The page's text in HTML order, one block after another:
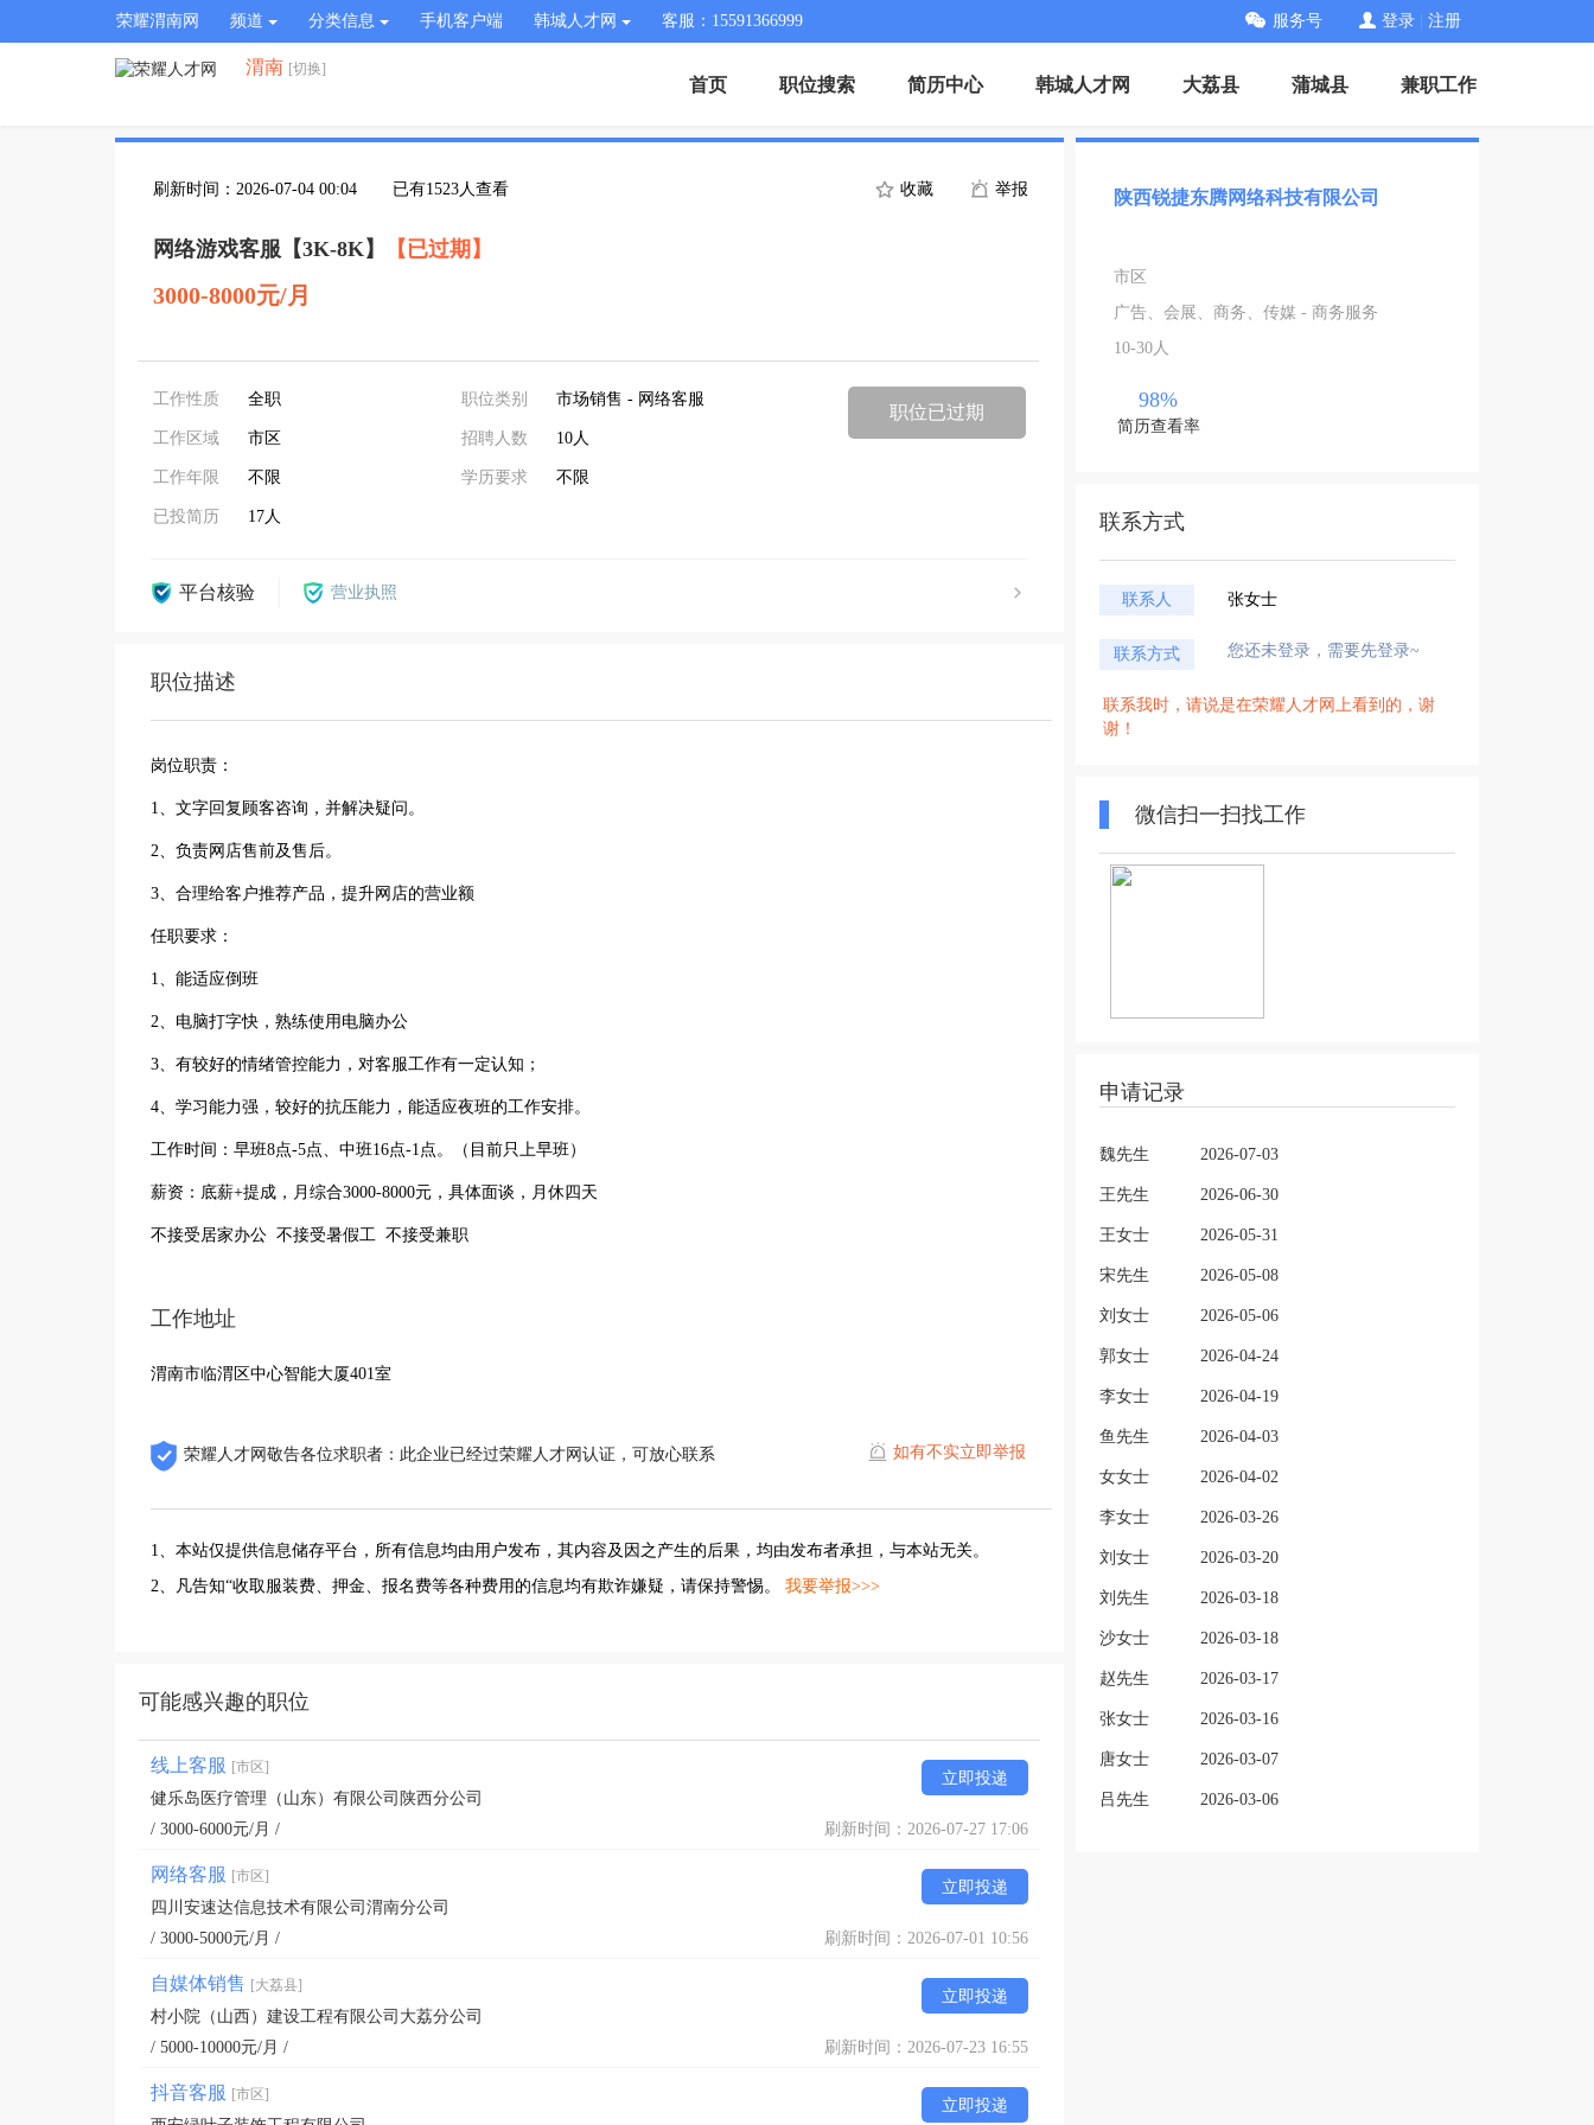
荣耀渭南网 频道 分类信息 手机客户端 韩城人才网 客服：15591366999 服务号 登录 注册
渭南 [切换]
首页 职位搜索 简历中心 韩城人才网 大荔县 蒲城县 兼职工作
刷新时间：2026-07-04 00:04 已有1523人查看 收藏 举报
网络游戏客服【3K-8K】 【已过期】
3000-8000元/月
工作性质 全职
工作区域 市区
工作年限 不限
已投简历 17人
职位类别 市场销售 - 网络客服
招聘人数 10人
学历要求 不限
职位已过期
平台核验 营业执照
职位描述
岗位职责：
1、文字回复顾客咨询，并解决疑问。
2、负责网店售前及售后。
3、合理给客户推荐产品，提升网店的营业额
任职要求：
1、能适应倒班
2、电脑打字快，熟练使用电脑办公
3、有较好的情绪管控能力，对客服工作有一定认知；
4、学习能力强，较好的抗压能力，能适应夜班的工作安排。
工作时间：早班8点-5点、中班16点-1点。（目前只上早班）
薪资：底薪+提成，月综合3000-8000元，具体面谈，月休四天
不接受居家办公 不接受暑假工 不接受兼职
工作地址
渭南市临渭区中心智能大厦401室
荣耀人才网敬告各位求职者：此企业已经过荣耀人才网认证，可放心联系 如有不实立即举报
1、本站仅提供信息储存平台，所有信息均由用户发布，其内容及因之产生的后果，均由发布者承担，与本站无关。
2、凡告知“收取服装费、押金、报名费等各种费用的信息均有欺诈嫌疑，请保持警惕。 我要举报>>>
可能感兴趣的职位
线上客服 [市区]
立即投递
健乐岛医疗管理（山东）有限公司陕西分公司
/ 3000-6000元/月 /
刷新时间：2026-07-27 17:06
网络客服 [市区]
立即投递
四川安速达信息技术有限公司渭南分公司
/ 3000-5000元/月 /
刷新时间：2026-07-01 10:56
自媒体销售 [大荔县]
立即投递
村小院（山西）建设工程有限公司大荔分公司
/ 5000-10000元/月 /
刷新时间：2026-07-23 16:55
抖音客服 [市区]
立即投递
陕西锐捷东腾网络科技有限公司
市区
广告、会展、商务、传媒 - 商务服务
10-30人
98%
简历查看率
联系方式
联系人 张女士
联系方式 您还未登录，需要先登录~
联系我时，请说是在荣耀人才网上看到的，谢
谢！
微信扫一扫找工作
申请记录
魏先生 2026-07-03
王先生 2026-06-30
王女士 2026-05-31
宋先生 2026-05-08
刘女士 2026-05-06
郭女士 2026-04-24
李女士 2026-04-19
鱼先生 2026-04-03
女女士 2026-04-02
李女士 2026-03-26
刘女士 2026-03-20
刘先生 2026-03-18
沙女士 2026-03-18
赵先生 2026-03-17
张女士 2026-03-16
唐女士 2026-03-07
吕先生 2026-03-06